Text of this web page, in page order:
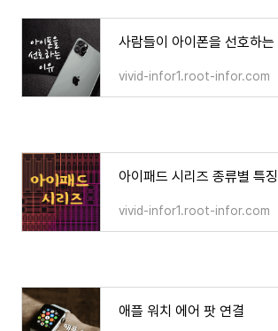
사람들이 아이폰을 선호하는
vivid-infor1.root-infor.com
아이패드 시리즈 종류별 특징
vivid-infor1.root-infor.com
애플 워치 에어 팟 연결